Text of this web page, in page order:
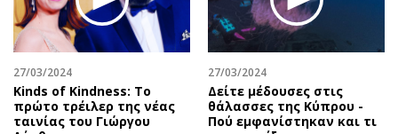
27/03/2024
Kinds of Kindness: Το
πρώτο τρέιλερ της νέας
ταινίας του Γιώργου
27/03/2024
Δείτε μέδουσες στις
θάλασσες της Κύπρου -
Πού εμφανίστηκαν και τι